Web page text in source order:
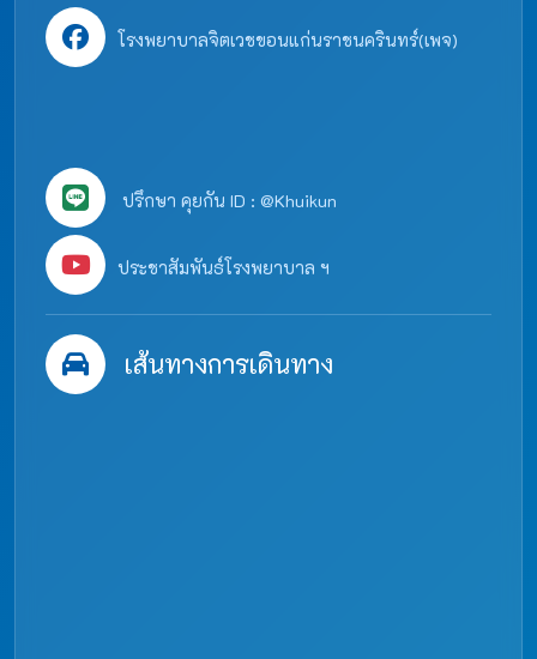
โรงพยาบาลจิตเวชขอนแก่นราชนครินทร์(เพจ)
ปรึกษา คุยกัน ID : @Khuikun
ประชาสัมพันธ์โรงพยาบาล ฯ
เส้นทางการเดินทาง